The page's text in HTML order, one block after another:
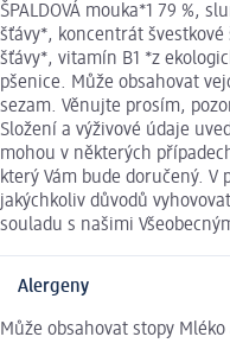
ŠPALDOVÁ mouka*1 79 %,
šťávy*, koncentrát
šťávy*, vitamín B1 *z
pšenice. Může obsahovat
sezam. Věnujte prosím,
Složení a výživové údaje
mohou v některých
který Vám bude doručený.
jakýchkoliv důvodů
souladu s našimi
Alergeny
Může obsahovat stopy